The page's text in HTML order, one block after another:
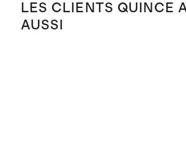
LES CLIENTS QUINCE
AUSSI